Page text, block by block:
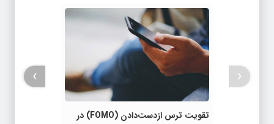
تقویت ترس ازدست‌دادن (FOMO) در
‹
›